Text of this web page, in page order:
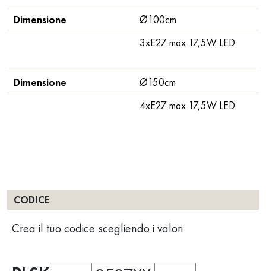
Dimensione
Ø100cm
3xE27 max 17,5W LED
Dimensione
Ø150cm
4xE27 max 17,5W LED
CODICE
Crea il tuo codice scegliendo i valori